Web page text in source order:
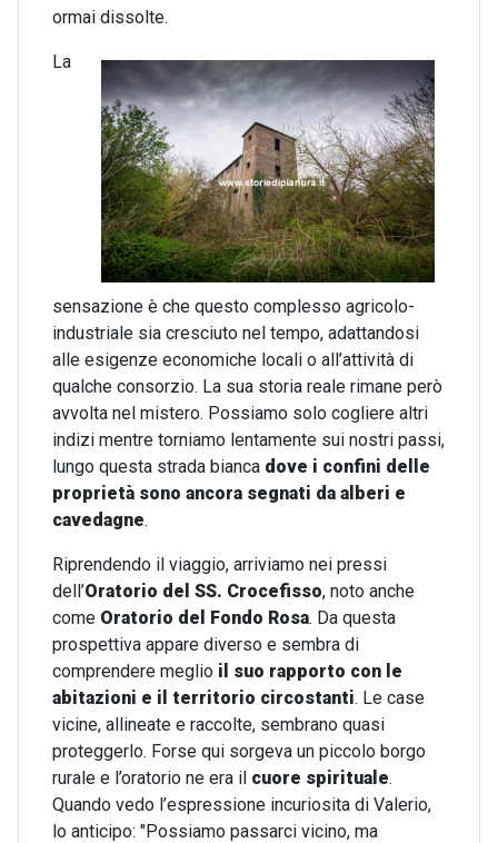
ormai dissolte.
La
sensazione è che questo complesso agricolo-
industriale sia cresciuto nel tempo, adattandosi
alle esigenze economiche locali o all’attività di
qualche consorzio. La sua storia reale rimane però
avvolta nel mistero. Possiamo solo cogliere altri
indizi mentre torniamo lentamente sui nostri passi,
lungo questa strada bianca dove i confini delle
proprietà sono ancora segnati da alberi e
cavedagne.
Riprendendo il viaggio, arriviamo nei pressi
dell’Oratorio del SS. Crocefisso, noto anche
come Oratorio del Fondo Rosa. Da questa
prospettiva appare diverso e sembra di
comprendere meglio il suo rapporto con le
abitazioni e il territorio circostanti. Le case
vicine, allineate e raccolte, sembrano quasi
proteggerlo. Forse qui sorgeva un piccolo borgo
rurale e l’oratorio ne era il cuore spirituale.
Quando vedo l’espressione incuriosita di Valerio,
lo anticipo: "Possiamo passarci vicino, ma